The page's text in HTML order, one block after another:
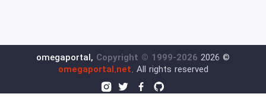
©
2026
omegaportal, Copyright © 1999-2026
omegaportal.net. All rights reserved